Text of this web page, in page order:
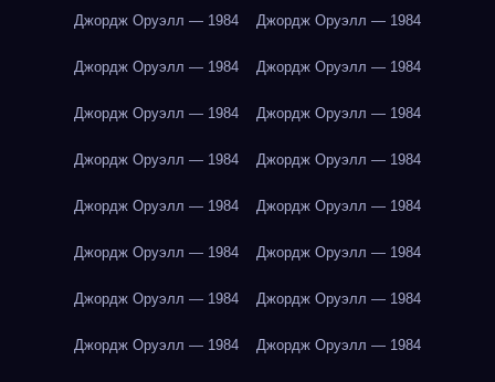
Джордж Оруэлл — 1984 Джордж Оруэлл — 1984
Джордж Оруэлл — 1984 Джордж Оруэлл — 1984
Джордж Оруэлл — 1984 Джордж Оруэлл — 1984
Джордж Оруэлл — 1984 Джордж Оруэлл — 1984
Джордж Оруэлл — 1984 Джордж Оруэлл — 1984
Джордж Оруэлл — 1984 Джордж Оруэлл — 1984
Джордж Оруэлл — 1984 Джордж Оруэлл — 1984
Джордж Оруэлл — 1984 Джордж Оруэлл — 1984